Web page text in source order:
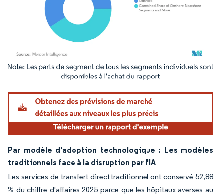
Image © Mordor Intelligence. La réutilisation nécessite une attribution sous CC BY
Par modèle d'adoption technologique : Les modèles
traditionnels face à la disruption par l'IA
Les services de transfert direct traditionnel ont conservé 52,88
% du chiffre d'affaires 2025 parce que les hôpitaux averses au